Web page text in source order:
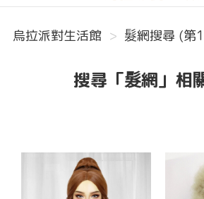
烏拉派對生活館 髮網搜尋 (第
搜尋「髮網」相